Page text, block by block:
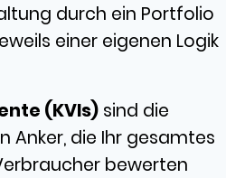
durch ein Portfolio
einer eigenen Logik
(KVIs) sind die
Anker, die Ihr gesamtes
bewerten